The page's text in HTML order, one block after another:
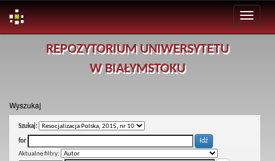
REPOZYTORIUM UNIWERSYTETU
W BIAŁYMSTOKU
Wyszukaj
Szukaj:
for
Aktualne filtry: